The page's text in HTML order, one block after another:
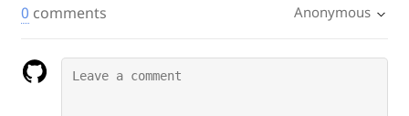
0 comments Anonymous